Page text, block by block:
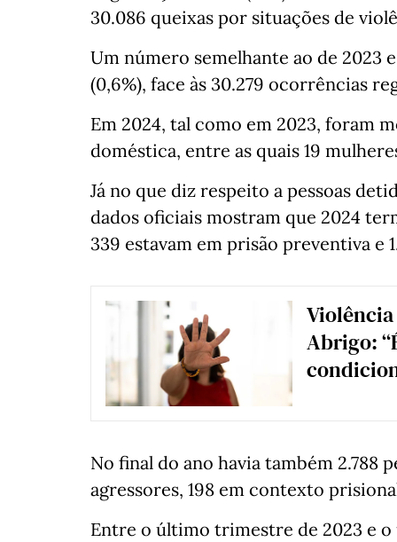
30.086 queixas por situações de
Um número semelhante ao de 2023
(0,6%), face às 30.279 ocorrências
Em 2024, tal como em 2023, foram
doméstica, entre as quais 19
Já no que diz respeito a pessoas
dados oficiais mostram que 2024
339 estavam em prisão preventiva e
Violência
Abrigo:
No final do ano havia também 2.788
agressores, 198 em contexto
Entre o último trimestre de 2023 e